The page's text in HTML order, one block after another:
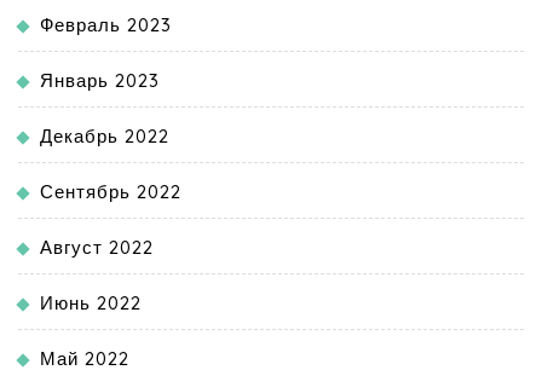
Февраль 2023
Январь 2023
Декабрь 2022
Сентябрь 2022
Август 2022
Июнь 2022
Май 2022